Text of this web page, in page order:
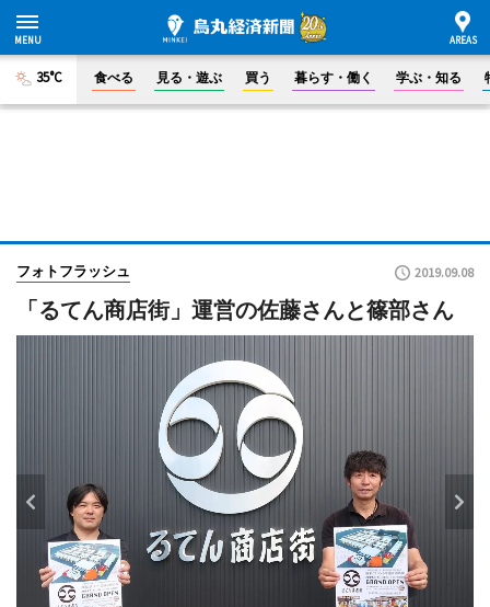
35°C 食べる 見る・遊ぶ 買う 暮らす・働く 学ぶ・知る
フォトフラッシュ 2019.09.08
「るてん商店街」運営の佐藤さんと篠部さん